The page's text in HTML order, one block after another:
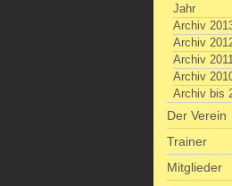
Jahr
Archiv
Archiv
Archiv
Archiv
Archiv bis
Der Verein
Trainer
Mitglieder